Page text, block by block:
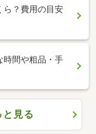
ら？費用の目安
時間や粗品・手
見る